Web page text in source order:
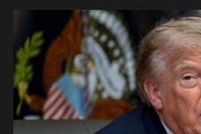
ՊԵԿ-ը՝ էլեկտրոնային